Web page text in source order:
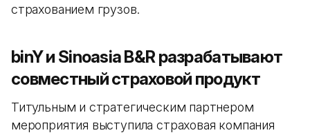
страхованием грузов.
binY и Sinoasia B&R разрабатывают
совместный страховой продукт
Титульным и стратегическим партнером
мероприятия выступила страховая компания